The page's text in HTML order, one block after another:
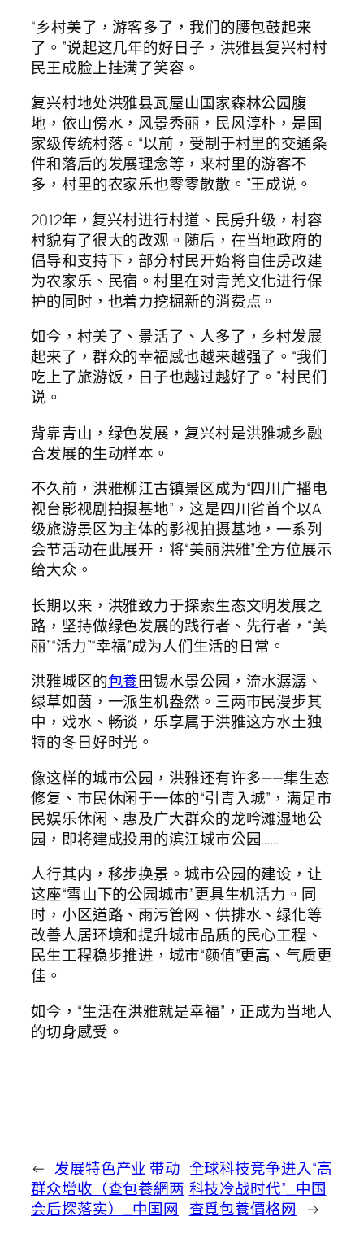
“乡村美了，游客多了，我们的腰包鼓起来
了。”说起这几年的好日子，洪雅县复兴村村
民王成脸上挂满了笑容。
复兴村地处洪雅县瓦屋山国家森林公园腹
地，依山傍水，风景秀丽，民风淳朴，是国
家级传统村落。“以前，受制于村里的交通条
件和落后的发展理念等，来村里的游客不
多，村里的农家乐也零零散散。”王成说。
2012年，复兴村进行村道、民房升级，村容
村貌有了很大的改观。随后，在当地政府的
倡导和支持下，部分村民开始将自住房改建
为农家乐、民宿。村里在对青羌文化进行保
护的同时，也着力挖掘新的消费点。
如今，村美了、景活了、人多了，乡村发展
起来了，群众的幸福感也越来越强了。“我们
吃上了旅游饭，日子也越过越好了。”村民们
说。
背靠青山，绿色发展，复兴村是洪雅城乡融
合发展的生动样本。
不久前，洪雅柳江古镇景区成为“四川广播电
视台影视剧拍摄基地”，这是四川省首个以A
级旅游景区为主体的影视拍摄基地，一系列
会节活动在此展开，将“美丽洪雅”全方位展示
给大众。
长期以来，洪雅致力于探索生态文明发展之
路，坚持做绿色发展的践行者、先行者，“美
丽”“活力”“幸福”成为人们生活的日常。
洪雅城区的包養田锡水景公园，流水潺潺、
绿草如茵，一派生机盎然。三两市民漫步其
中，戏水、畅谈，乐享属于洪雅这方水土独
特的冬日好时光。
像这样的城市公园，洪雅还有许多——集生态
修复、市民休闲于一体的“引青入城”，满足市
民娱乐休闲、惠及广大群众的龙吟滩湿地公
园，即将建成投用的滨江城市公园……
人行其内，移步换景。城市公园的建设，让
这座“雪山下的公园城市”更具生机活力。同
时，小区道路、雨污管网、供排水、绿化等
改善人居环境和提升城市品质的民心工程、
民生工程稳步推进，城市“颜值”更高、气质更
佳。
如今，“生活在洪雅就是幸福”，正成为当地人
的切身感受。
← 发展特色产业 带动
群众增收（查包養網两
会后探落实）_中国网
全球科技竞争进入“高
科技冷战时代”_中国
查覓包養價格网 →